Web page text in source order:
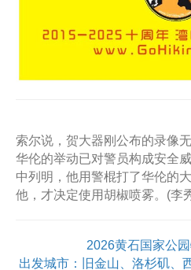
索尔说，贺大器刚公布的录像
华伦的举动已对警员构成安全
中列明，他用警棍打了华伦的
他，才决定使用胡椒喷雾。(李
2026黄石国家公
出发城市：旧金山、洛杉矶、